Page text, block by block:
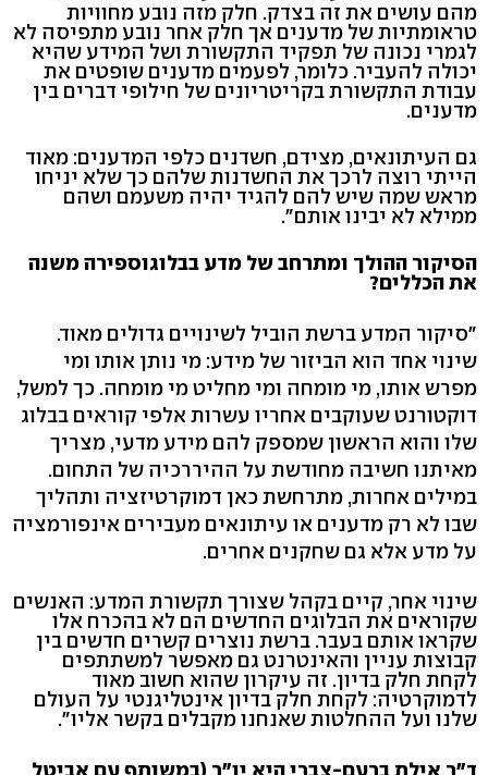
מהם עושים את זה בצדק. חלק מזה נובע מחוויות
טראומתיות של מדענים אך חלק אחר נובע מתפיסה לא
לגמרי נכונה של תפקיד התקשורת ושל המידע שהיא
יכולה להעביר. כלומר, לפעמים מדענים שופטים את
עבודת התקשורת בקריטריונים של חילופי דברים בין
מדענים.
גם העיתונאים, מצידם, חשדנים כלפי המדענים: מאוד
הייתי רוצה לרכך את החשדנות שלהם כך שלא יניחו
מראש שמה שיש להם להגיד יהיה משעמם ושהם
ממילא לא יבינו אותם".
הסיקור ההולך ומתרחב של מדע בבלוגוספירה משנה
את הכללים?
"סיקור המדע ברשת הוביל לשינויים גדולים מאוד.
שינוי אחד הוא הביזור של מידע: מי נותן אותו ומי
מפרש אותו, מי מומחה ומי מחליט מי מומחה. כך למשל,
דוקטורנט שעוקבים אחריו עשרות אלפי קוראים בבלוג
שלו והוא הראשון שמספק להם מידע מדעי, מצריך
מאיתנו חשיבה מחודשת על ההיררכיה של התחום.
במילים אחרות, מתרחשת כאן דמוקרטיזציה ותהליך
שבו לא רק מדענים או עיתונאים מעבירים אינפורמציה
על מדע אלא גם שחקנים אחרים.
שינוי אחר, קיים בקהל שצורך תקשורת המדע: האנשים
שקוראים את הבלוגים החדשים הם לא בהכרח אלו
שקראו אותם בעבר. ברשת נוצרים קשרים חדשים בין
קבוצות עניין והאינטרנט גם מאפשר למשתתפים
לקחת חלק בדיון. זה עיקרון שהוא חשוב מאוד
לדמוקרטיה: לקחת חלק בדיון אינטליגנטי על העולם
שלנו ועל ההחלטות שאנחנו מקבלים בקשר אליו".
ד"ר אילת ברעם-צברי היא יו"ר (במשותף עם אביטל